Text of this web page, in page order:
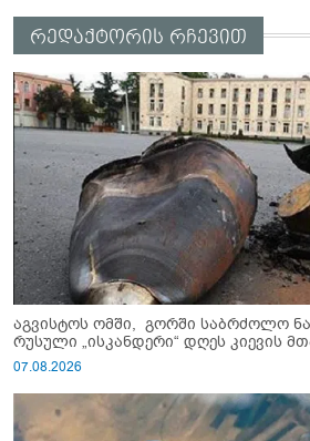
რედაქტორის რჩევით
აგვისტოს ომში, გორში საბრძოლო
რუსული „ისკანდერი“ დღეს კიევის
07.08.2026